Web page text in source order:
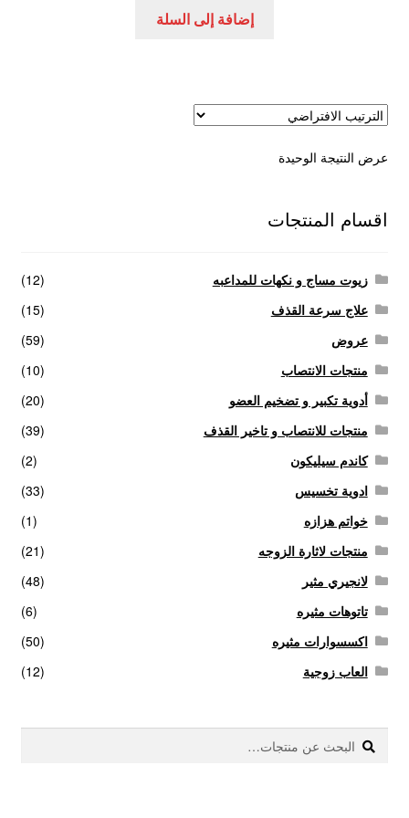
كاندم سيليكون
لانجيري مثير
منتجات الانتصاب
منتجات خاصة بالزوجة
منتجات للانتصاب و تاخير القذف
هو:
إضافة إلى السلة
عرض النتيجة الوحيدة
اقسام المنتجات
زيوت مساج و نكهات للمداعبه
(12)
علاج سرعة القذف
(15)
عروض
(59)
منتجات الانتصاب
(10)
أدوية تكبير و تضخيم العضو
(20)
منتجات للانتصاب و تاخير القذف
(39)
كاندم سيليكون
(2)
ادوية تخسيس
(33)
خواتم هزازه
(1)
منتجات لاثارة الزوجه
(21)
لانجيري مثير
(48)
تاتوهات مثيره
(6)
اكسسوارات مثيره
(50)
العاب زوجية
(12)
البحث
عن:
بحث